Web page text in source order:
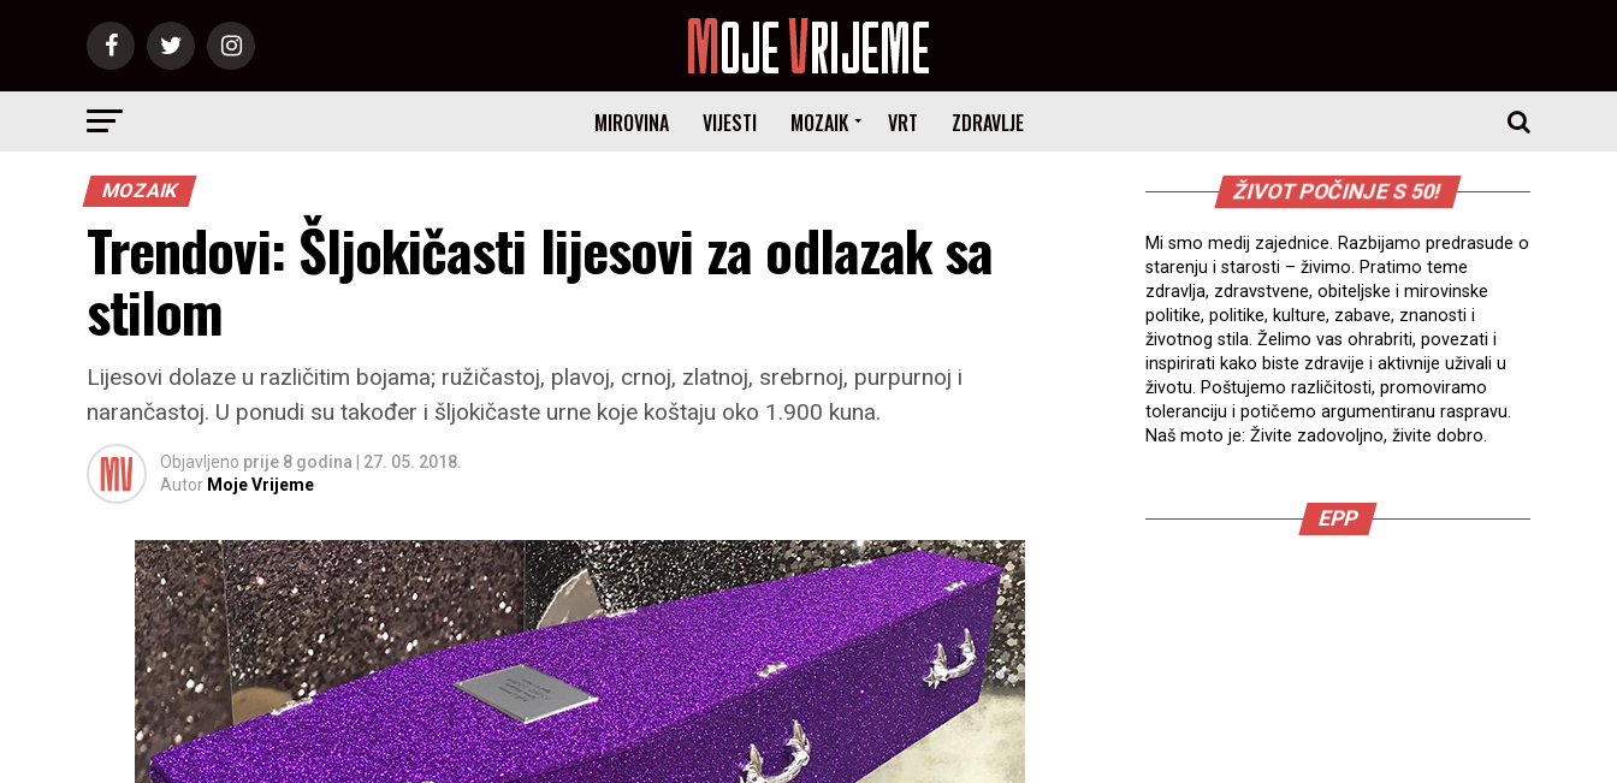
MIROVINA VIJESTI MOZAIK VRT ZDRAVLJE
MOZAIK
Trendovi: Šljokičasti lijesovi za odlazak sa
stilom
Lijesovi dolaze u različitim bojama; ružičastoj, plavoj, crnoj, zlatnoj, srebrnoj, purpurnoj i
narančastoj. U ponudi su također i šljokičaste urne koje koštaju oko 1.900 kuna.
Objavljeno prije 8 godina
27. 05. 2018.
Autor Moje Vrijeme
ŽIVOT POČINJE S 50!
Mi smo medij zajednice. Razbijamo predrasude o
starenju i starosti – živimo. Pratimo teme
zdravlja, zdravstvene, obiteljske i mirovinske
politike, politike, kulture, zabave, znanosti i
životnog stila. Želimo vas ohrabriti, povezati i
inspirirati kako biste zdravije i aktivnije uživali u
životu. Poštujemo različitosti, promoviramo
toleranciju i potičemo argumentiranu raspravu.
Naš moto je: Živite zadovoljno, živite dobro.
EPP